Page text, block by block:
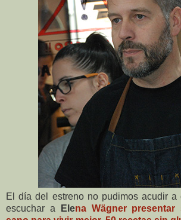
El día del estreno no pudimos acudir
escuchar a
Elena Wägner